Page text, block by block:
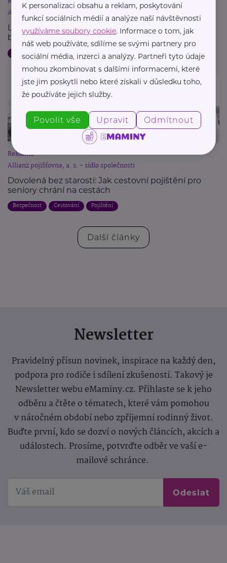
Allianz pojišťovna, a. s. - sídlo společnosti
Letní dovolená a pojištění: Jak chránit svůj majetek
během cest
Dovolená Bezpečnost Cestování Pojištění
Reklama
Allianz pojišťovna, a. s. - sídlo společnosti
Dovolená bez starostí: Jak cestovní pojištění pro
seniory chrání na cestách
Bezpečnost Cestování Pojištění
Další články
Newsletter
Pravidelný přísun novinek, inspirace na každý den,
podpora pro rodiče i sdílení zkušeností. Takový je
Newsletter webu eMaminy.cz. Přihlaste se k jeho
odběru a čtěte o tématech, které vám pomohou
v náročném období nebo zpříjemní rodinný život.
Buďte první, kdo se dozví o nových článcích, akcích a
událostech. Prosíme, potvrďte odběr ve vaší e-
mailové schránce.
Odeslat
K personalizaci obsahu a reklam, poskytování
funkcí sociálních médií a analýze naší návštěvnosti
využíváme soubory cookie. Informace o tom, jak
náš web používáte, sdílíme se svými partnery pro
sociální média, inzerci a analýzy. Partneři tyto údaje
mohou zkombinovat s dalšími informacemi, které
jste jim poskytli nebo které získali v důsledku toho,
že používáte jejich služby.
Povolit vše Upravit Odmítnout